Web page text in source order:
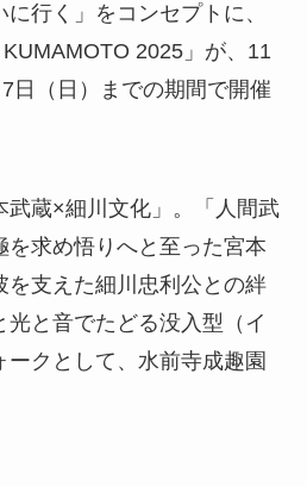
に行く」をコンセプトに、
2025」が、11
日（日）までの期間で開催
武蔵×細川文化」。「人間武
を求め悟りへと至った宮本
を支えた細川忠利公との絆
と音でたどる没入型（イ
クとして、水前寺成趣園